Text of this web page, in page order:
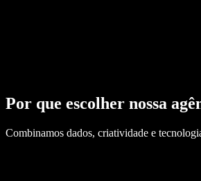
Por que escolher nossa
Combinamos dados, criatividade e